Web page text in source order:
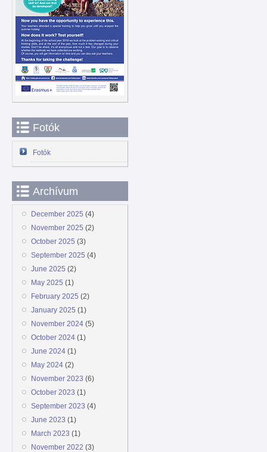
Fotók
Fotók
Archívum
December 2025 (4)
November 2025 (2)
October 2025 (3)
September 2025 (4)
June 2025 (2)
May 2025 (1)
February 2025 (2)
January 2025 (1)
November 2024(5)
October 2024(1)
June 2024(1)
May 2024(2)
November 2023 (6)
October 2023 (1)
September 2023 (4)
June 2023 (1)
March 2023 (1)
November 2022 (3)